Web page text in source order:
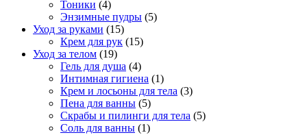
Тоники (4)
Энзимные пудры (5)
Уход за руками (15)
Крем для рук (15)
Уход за телом (19)
Гель для душа (4)
Интимная гигиена (1)
Крем и лосьоны для тела (3)
Пена для ванны (5)
Скрабы и пилинги для тела (5)
Соль для ванны (1)